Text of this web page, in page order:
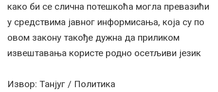
како би се слична потешкоћа могла превазићи
у средствима јавног информисања, која су по
овом закону такође дужна да приликом
извештавања користе родно осетљиви језик
Извор: Танјуг / Политика